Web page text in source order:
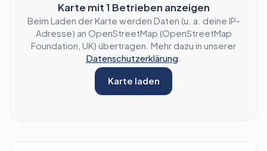
Karte mit1 Betrieben anzeigen
Beim Laden der Karte werden Daten (u. a. deine IP-
Adresse) an OpenStreetMap (OpenStreetMap
Foundation, UK) übertragen. Mehr dazu in unserer
Datenschutzerklärung
Karte laden